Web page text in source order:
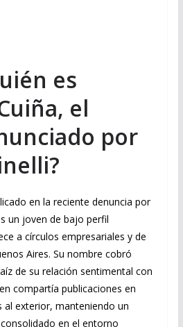
es
el
por
en la reciente denuncia por
un joven de bajo perfil
a círculos empresariales y de
Aires. Su nombre cobró
de su relación sentimental con
compartía publicaciones en
al exterior, manteniendo un
en el entorno